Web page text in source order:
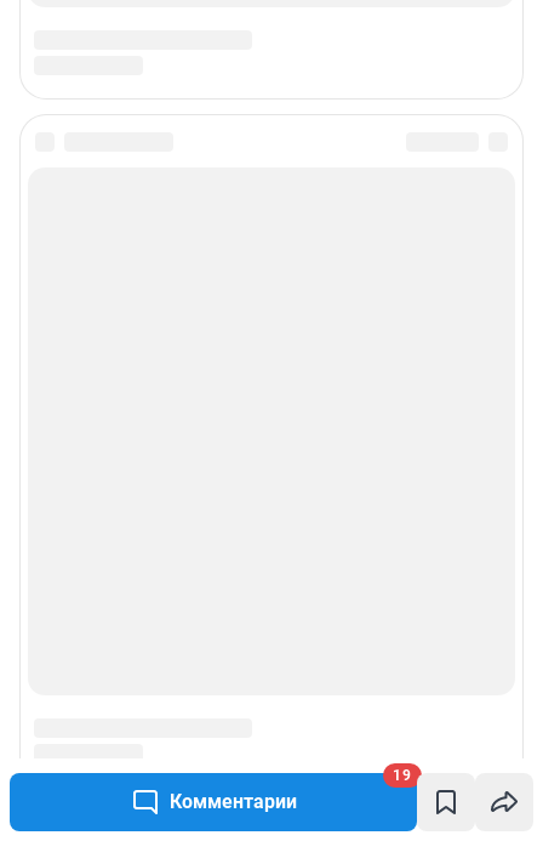
Комментарии
19